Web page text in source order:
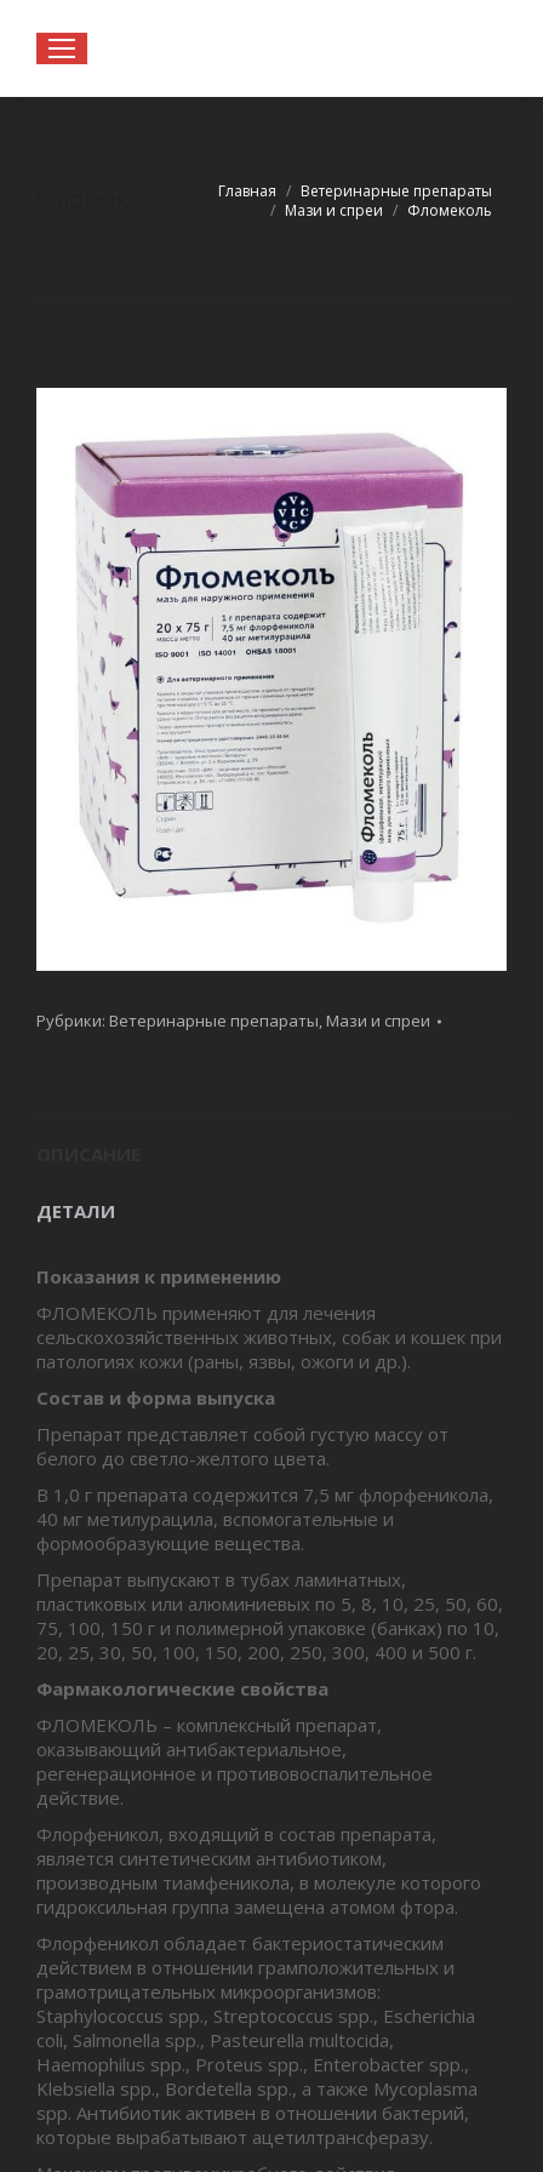
Главная
Ветеринарные препараты
Мази и спреи
Фломеколь
Рубрики: Ветеринарные препараты, Мази и спреи
ДЕТАЛИ
Показания к применению
ФЛОМЕКОЛЬ применяют для лечения
сельскохозяйственных животных, собак и кошек при
патологиях кожи (раны, язвы, ожоги и др.).
Состав и форма выпуска
Препарат представляет собой густую массу от
белого до светло-желтого цвета.
В 1,0 г препарата содержится 7,5 мг флорфеникола,
40 мг метилурацила, вспомогательные и
формообразующие вещества.
Препарат выпускают в тубах ламинатных,
пластиковых или алюминиевых по 5, 8, 10, 25, 50, 60,
75, 100, 150 г и полимерной упаковке (банках) по 10,
20, 25, 30, 50, 100, 150, 200, 250, 300, 400 и 500 г.
Фармакологические свойства
ФЛОМЕКОЛЬ – комплексный препарат,
оказывающий антибактериальное,
регенерационное и противовоспалительное
действие.
Флорфеникол, входящий в состав препарата,
является синтетическим антибиотиком,
производным тиамфеникола, в молекуле которого
гидроксильная группа замещена атомом фтора.
Флорфеникол обладает бактериостатическим
действием в отношении грамположительных и
грамотрицательных микроорганизмов:
Staphylococcus spp., Streptococcus spp., Escherichia
coli, Salmonella spp., Pasteurella multocida,
Haemophilus spp., Proteus spp., Enterobacter spp.,
Klebsiella spp., Bordetella spp., а также Mycoplasma
spp. Антибиотик активен в отношении бактерий,
которые вырабатывают ацетилтрансферазу.